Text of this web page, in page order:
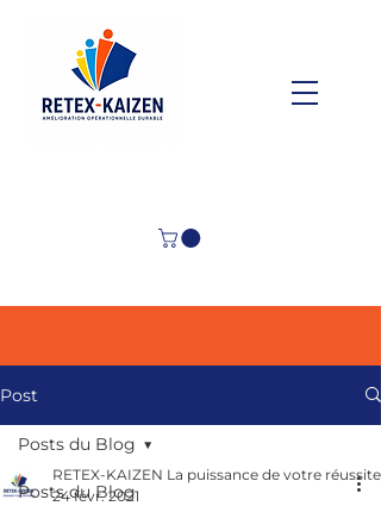
Post
Posts du Blog
Posts du Blog
RETEX-KAIZEN La puissance de votre réussite
24 févr. 2021